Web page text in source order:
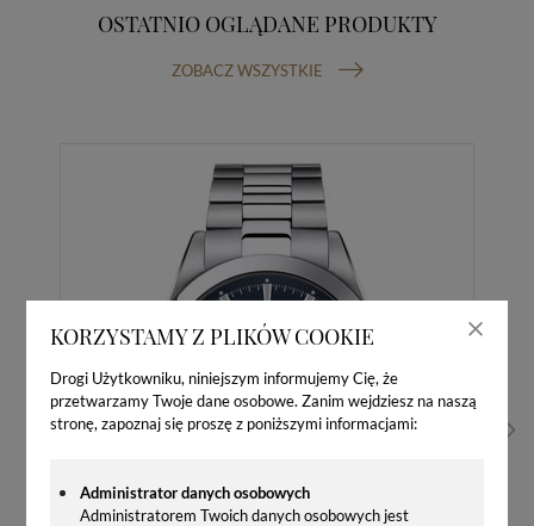
KORZYSTAMY Z PLIKÓW COOKIE
Drogi Użytkowniku, niniejszym informujemy Cię, że
przetwarzamy Twoje dane osobowe. Zanim wejdziesz na naszą
stronę, zapoznaj się proszę z poniższymi informacjami:
Administrator danych osobowych
Administratorem Twoich danych osobowych jest
OSTATNIO OGLĄDANE PRODUKTY
ZOBACZ WSZYSTKIE